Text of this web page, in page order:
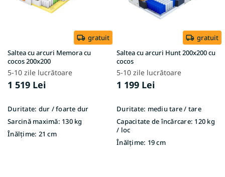
u
s
e
gratuit
Saltea cu arcuri Memora cu
cocos 200x200
5-10 zile lucrătoare
1 519 Lei
Duritate: dur / foarte dur
Sarcină maximă: 130 kg
Înălțime: 21 cm
gratuit
Saltea cu arcuri Hunt 200x200 cu
cocos
5-10 zile lucrătoare
1 199 Lei
Duritate: mediu tare / tare
Capacitate de încărcare: 120 kg
/ loc
Înălțime: 19 cm